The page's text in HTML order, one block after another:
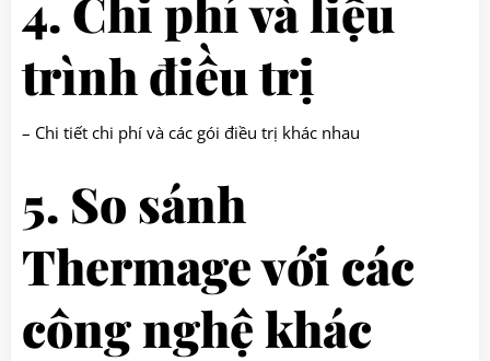
trình điều trị
– Chi tiết chi phí và các gói điều trị khác nhau
5. So sánh
Thermage với các
công nghệ khác